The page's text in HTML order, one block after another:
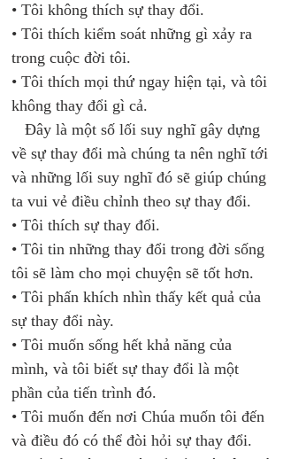
• Tôi không thích sự thay đổi.
• Tôi thích kiểm soát những gì xảy ra
trong cuộc đời tôi.
• Tôi thích mọi thứ ngay hiện tại, và tôi
không thay đổi gì cả.
Đây là một số lối suy nghĩ gây dựng
về sự thay đổi mà chúng ta nên nghĩ tới
và những lối suy nghĩ đó sẽ giúp chúng
ta vui vẻ điều chỉnh theo sự thay đổi.
• Tôi thích sự thay đổi.
• Tôi tin những thay đổi trong đời sống
tôi sẽ làm cho mọi chuyện sẽ tốt hơn.
• Tôi phấn khích nhìn thấy kết quả của
sự thay đổi này.
• Tôi muốn sống hết khả năng của
mình, và tôi biết sự thay đổi là một
phần của tiến trình đó.
• Tôi muốn đến nơi Chúa muốn tôi đến
và điều đó có thể đòi hỏi sự thay đổi.